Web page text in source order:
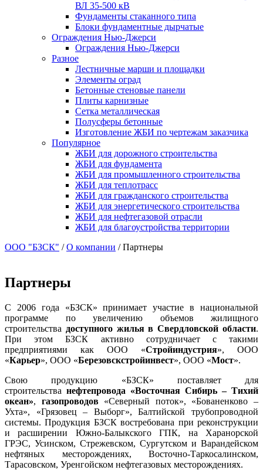
ВЛ 35-500 кВ
Фундаменты стаканного типа
Блоки фундаментные дырчатые
Ограждения Нью-Джерси
Ограждения Нью-Джерси
Разное
Лестничные марши и площадки
Элементы оград
Бетонные стеновые панели
Плиты карнизные
Сетка металлическая
Полусферы бетонные
Изготовление ЖБИ по чертежам заказчика
Популярное
ЖБИ для дорожного строительства
ЖБИ для фундамента
ЖБИ для промышленного строительства
ЖБИ для теплотрасс
ЖБИ для гражданского строительства
ЖБИ для энергетического строительства
ЖБИ для нефтегазовой отрасли
ЖБИ для благоустройства территории
ООО "БЗСК" /О компании /Партнеры
Партнеры
С 2006 года «БЗСК» принимает участие в национальной
программе по увеличению объемов жилищного
строительства доступного жилья в Свердловской области.
При этом БЗСК активно сотрудничает с такими
предприятиями как ООО «Стройиндустрия», ООО
«Карьер», ООО «Березовскстройинвест», ООО «Мост».
Свою продукцию «БЗСК» поставляет для
строительства нефтепровода «Восточная Сибирь – Тихий
океан», газопроводов«Северный поток», «Бованенково –
Ухта», «Грязовец – Выборг», Балтийской трубопроводной
системы. Продукция БЗСК востребована при реконструкции
и расширении Южно-Балыкского ГПК, на Харанорской
ГРЭС, Усинском, Стрежевском, Сургутском и Варандейском
нефтяных месторождениях, Восточно-Таркосалинском,
Тарасовском, Уренгойском нефтегазовых месторождениях.